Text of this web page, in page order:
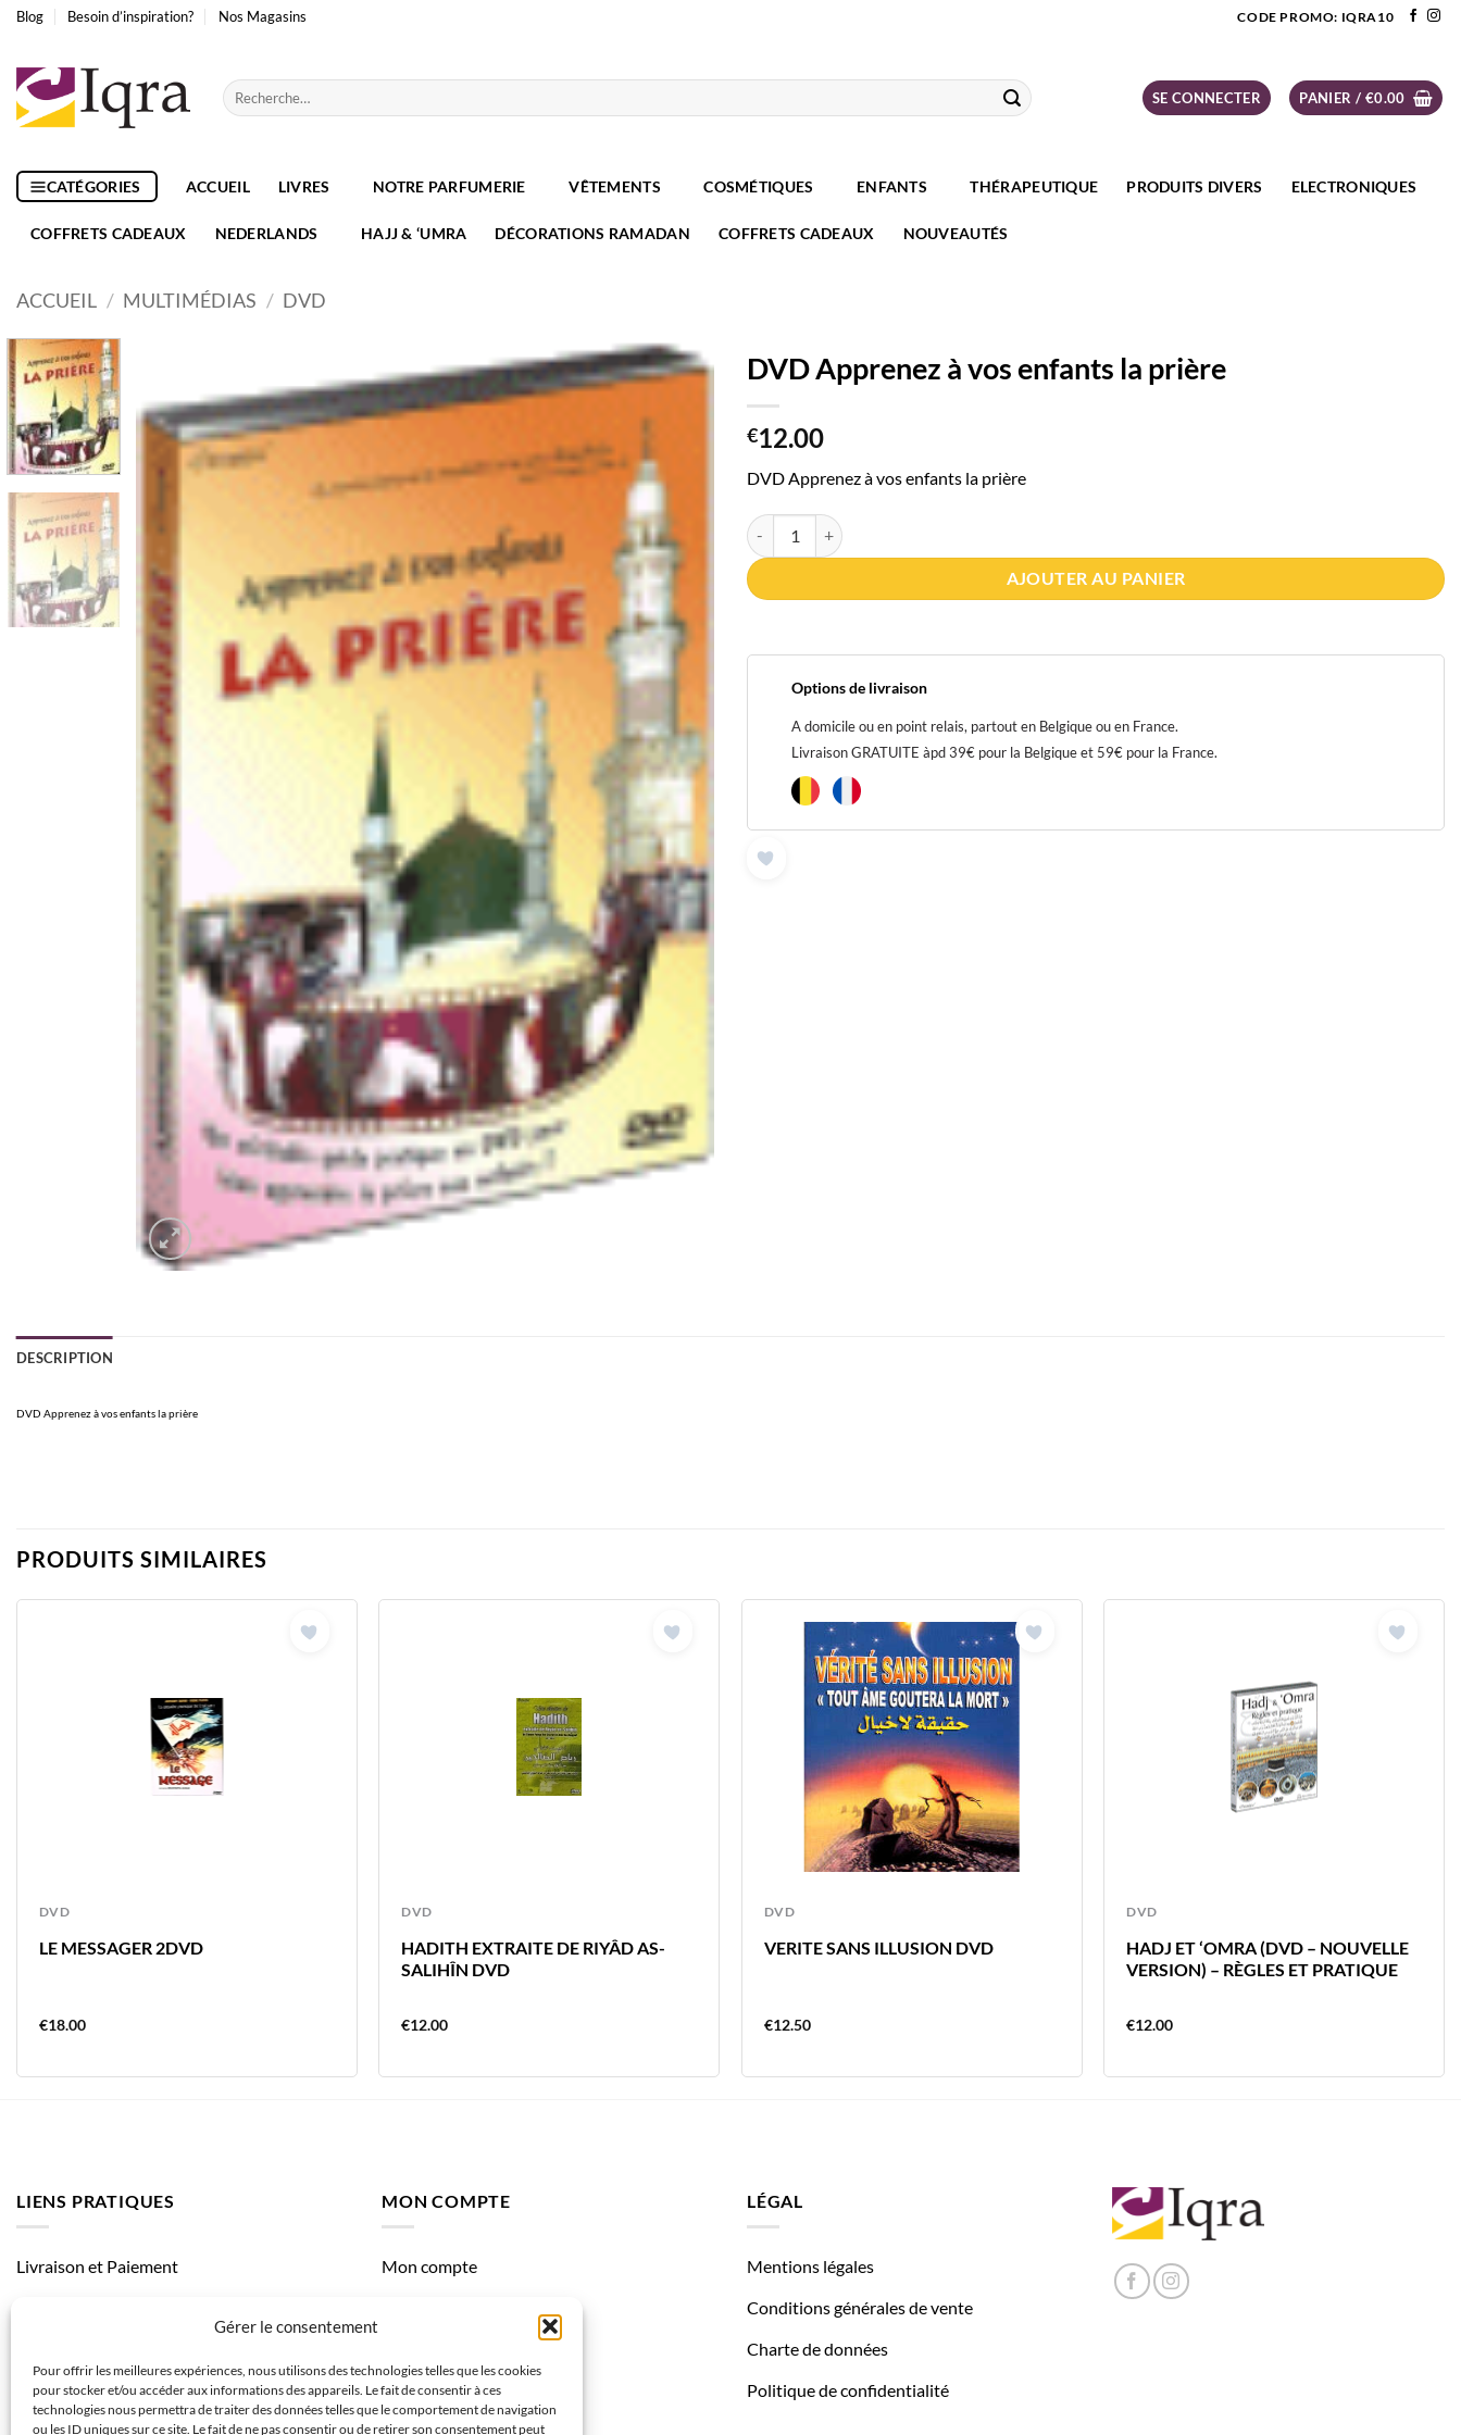
Gérer le consentement
Pour offrir les meilleures expériences, nous utilisons des technologies telles que les cookies
pour stocker et/ou accéder aux informations des appareils. Le fait de consentir à ces
technologies nous permettra de traiter des données telles que le comportement de navigation
ou les ID uniques sur ce site. Le fait de ne pas consentir ou de retirer son consentement peut
Passer
contenu
Blog Besoin d’inspiration? Nos Magasins CODE PROMO: IQRA10
Recherche
pour :
SE CONNECTER PANIER / €0.00
CATÉGORIES ACCUEIL LIVRES NOTRE PARFUMERIE VÊTEMENTS COSMÉTIQUES ENFANTS THÉRAPEUTIQUE PRODUITS DIVERS ELECTRONIQUES
COFFRETS CADEAUX NEDERLANDS HAJJ & ‘UMRA DÉCORATIONS RAMADAN COFFRETS CADEAUX NOUVEAUTÉS
ACCUEIL / MULTIMÉDIAS / DVD
DVD Apprenez à vos enfants la prière
€12.00
DVD Apprenez à vos enfants la prière
quantité de DVD Apprenez à vos enfants la prière
AJOUTER AU PANIER
Options de livraison
A domicile ou en point relais, partout en Belgique ou en France.
Livraison GRATUITE àpd 39€ pour la Belgique et 59€ pour la France.
DESCRIPTION
DVD Apprenez à vos enfants la prière
PRODUITS SIMILAIRES
DVD
LE MESSAGER 2DVD
€18.00
DVD
HADITH EXTRAITE DE RIYÂD AS-
SALIHÎN DVD
€12.00
DVD
VERITE SANS ILLUSION DVD
€12.50
DVD
HADJ ET ‘OMRA (DVD – NOUVELLE
VERSION) – RÈGLES ET PRATIQUE
€12.00
LIENS PRATIQUES
Livraison et Paiement
MON COMPTE
Mon compte
LÉGAL
Mentions légales
Conditions générales de vente
Charte de données
Politique de confidentialité